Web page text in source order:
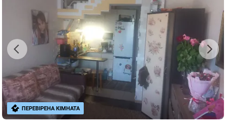
ПЕРЕВІРЕНА КІМНАТА